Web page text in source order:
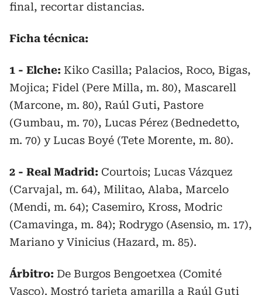
final, recortar distancias.
Ficha técnica:
1 - Elche: Kiko Casilla; Palacios, Roco, Bigas,
Mojica; Fidel (Pere Milla, m. 80), Mascarell
(Marcone, m. 80), Raúl Guti, Pastore
(Gumbau, m. 70), Lucas Pérez (Bednedetto,
m. 70) y Lucas Boyé (Tete Morente, m. 80).
2 - Real Madrid: Courtois; Lucas Vázquez
(Carvajal, m. 64), Militao, Alaba, Marcelo
(Mendi, m. 64); Casemiro, Kross, Modric
(Camavinga, m. 84); Rodrygo (Asensio, m. 17),
Mariano y Vinicius (Hazard, m. 85).
Árbitro: De Burgos Bengoetxea (Comité
Vasco). Mostró tarjeta amarilla a Raúl Guti